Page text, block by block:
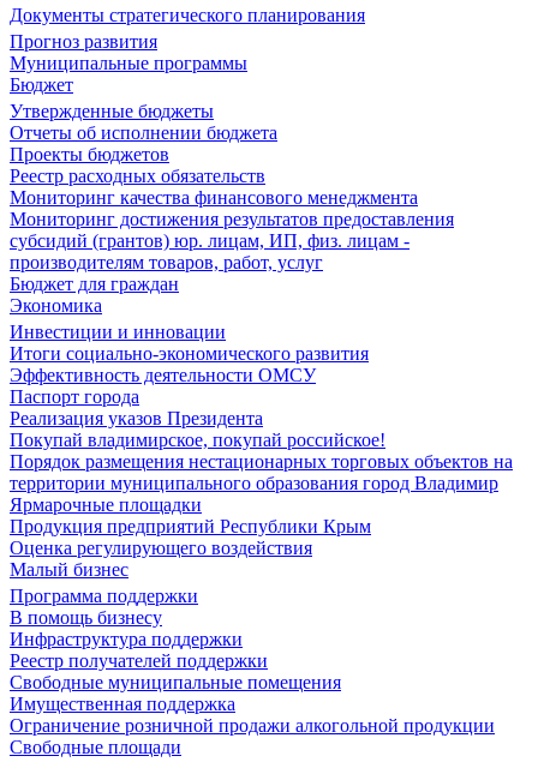
Документы стратегического планирования
Прогноз развития
Муниципальные программы
Бюджет
Утвержденные бюджеты
Отчеты об исполнении бюджета
Проекты бюджетов
Реестр расходных обязательств
Мониторинг качества финансового менеджмента
Мониторинг достижения результатов предоставления
субсидий (грантов) юр. лицам, ИП, физ. лицам -
производителям товаров, работ, услуг
Бюджет для граждан
Экономика
Инвестиции и инновации
Итоги социально-экономического развития
Эффективность деятельности ОМСУ
Паспорт города
Реализация указов Президента
Покупай владимирское, покупай российское!
Порядок размещения нестационарных торговых объектов на
территории муниципального образования город Владимир
Ярмарочные площадки
Продукция предприятий Республики Крым
Оценка регулирующего воздействия
Малый бизнес
Программа поддержки
В помощь бизнесу
Инфраструктура поддержки
Реестр получателей поддержки
Свободные муниципальные помещения
Имущественная поддержка
Ограничение розничной продажи алкогольной продукции
Свободные площади